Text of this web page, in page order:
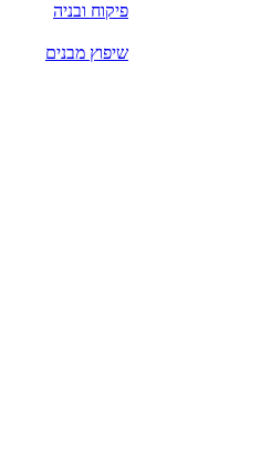
פיקוח ובניה
שיפוץ מבנים